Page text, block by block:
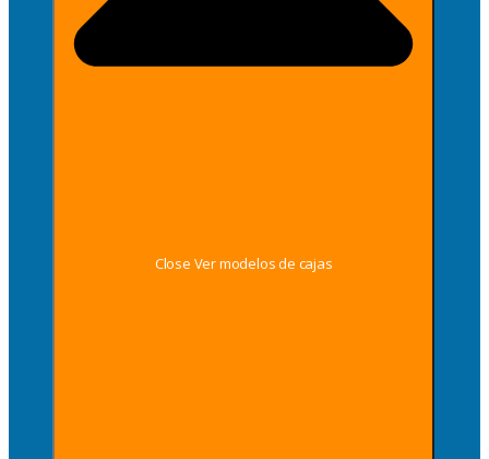
Close Ver modelos de cajas